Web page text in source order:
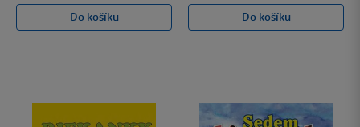
Do košíku
Do košíku